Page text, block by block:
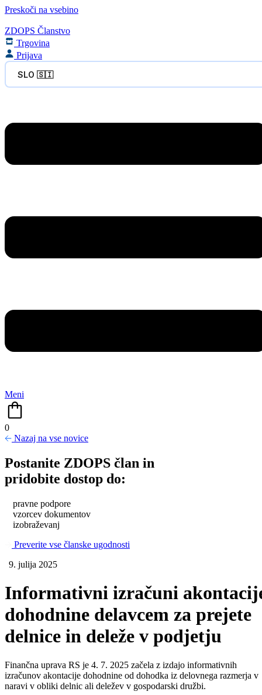
Preskoči na vsebino
ZDOPS Članstvo
Trgovina
Prijava
SLO 🇸🇮
Meni
0
Nazaj na vse novice
Postanite ZDOPS član in
pridobite dostop do:
pravne podpore
vzorcev dokumentov
izobraževanj
Preverite vse članske ugodnosti
9. julija 2025
Informativni izračuni
dohodnine delavcem za prejete
delnice in deleže v podjetju
Finančna uprava RS je 4. 7. 2025 začela z izdajo informativnih
izračunov akontacije dohodnine od dohodka iz delovnega razmerja v
naravi v obliki delnic ali deležev v gospodarski družbi.